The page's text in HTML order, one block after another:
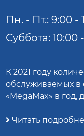
Пн. - Пт.: 9:00 -
Суббота: 10:00
К 2021 году
обслуживаемых в
«MegaMax» в год,
Читать